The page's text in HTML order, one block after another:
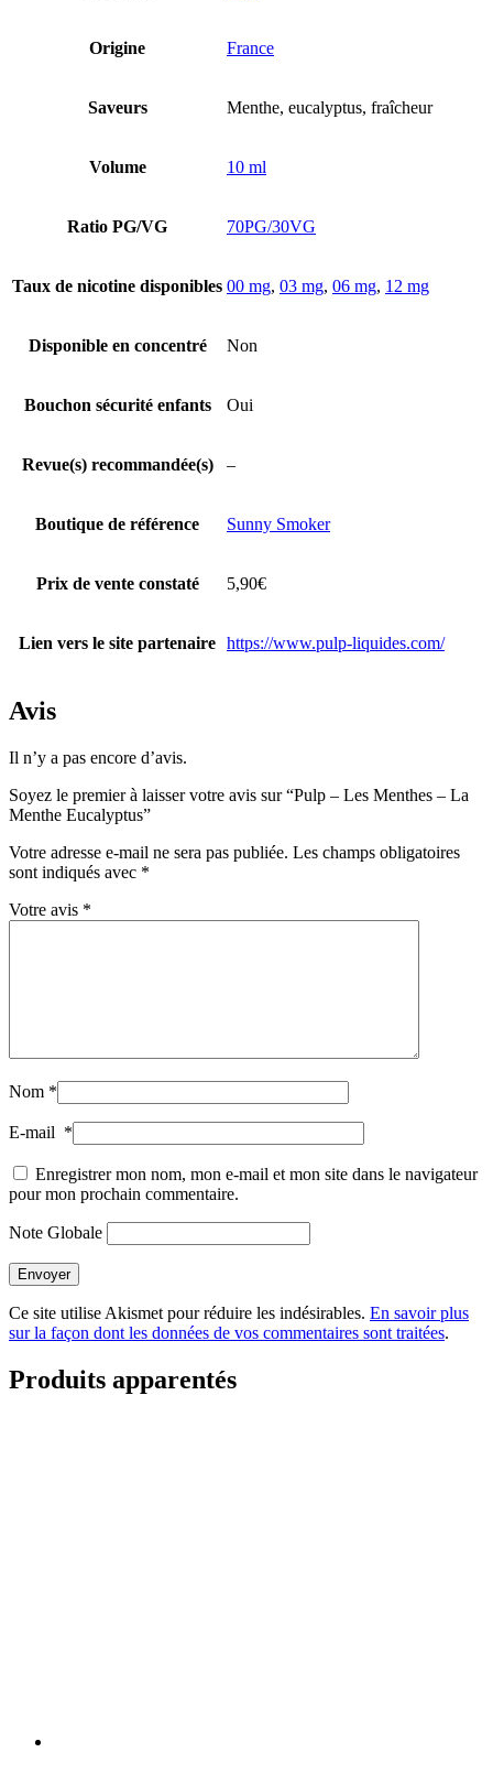
Origine France
Saveurs Menthe, eucalyptus, fraîcheur
Volume 10 ml
Ratio PG/VG 70PG/30VG
Taux de nicotine disponibles 00 mg, 03 mg, 06 mg, 12 mg
Disponible en concentré Non
Bouchon sécurité enfants Oui
Revue(s) recommandée(s) –
Boutique de référence Sunny Smoker
Prix de vente constaté 5,90€
Lien vers le site partenaire https://www.pulp-liquides.com/
Avis
Il n’y a pas encore d’avis.
Soyez le premier à laisser votre avis sur “Pulp – Les Menthes – La
Menthe Eucalyptus”
Votre adresse e-mail ne sera pas publiée. Les champs obligatoires
sont indiqués avec *
Votre avis *
Nom *
E-mail *
Enregistrer mon nom, mon e-mail et mon site dans le navigateur
pour mon prochain commentaire.
Note Globale
Envoyer
Ce site utilise Akismet pour réduire les indésirables. En savoir plus
sur la façon dont les données de vos commentaires sont traitées.
Produits apparentés